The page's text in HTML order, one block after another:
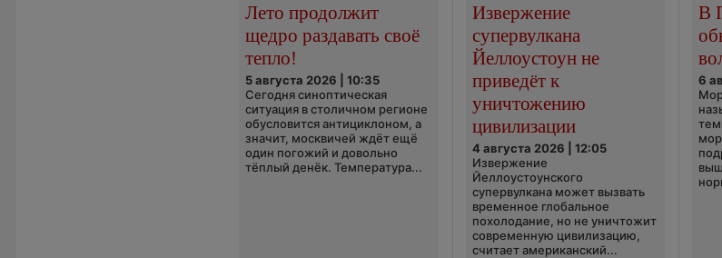
Лето продолжит
щедро раздавать своё
тепло!
5 августа 2026 | 10:35
Сегодня синоптическая
ситуация в столичном регионе
обусловится антициклоном, а
значит, москвичей ждёт ещё
один погожий и довольно
тёплый денёк. Температура...
Извержение
супервулкана
Йеллоустоун не
приведёт к
уничтожению
цивилизации
4 августа 2026 | 12:05
Извержение
Йеллоустоунского
супервулкана может вызвать
временное глобальное
похолодание, но не уничтожит
современную цивилизацию,
считает американский...
В
6